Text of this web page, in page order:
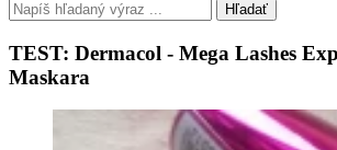
Hľadať
TEST: Dermacol - Mega Lashes
Maskara